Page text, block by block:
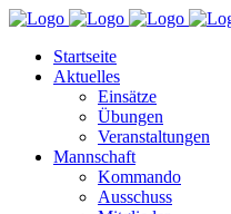
Startseite
Aktuelles
Einsätze
Übungen
Veranstaltungen
Mannschaft
Kommando
Ausschuss